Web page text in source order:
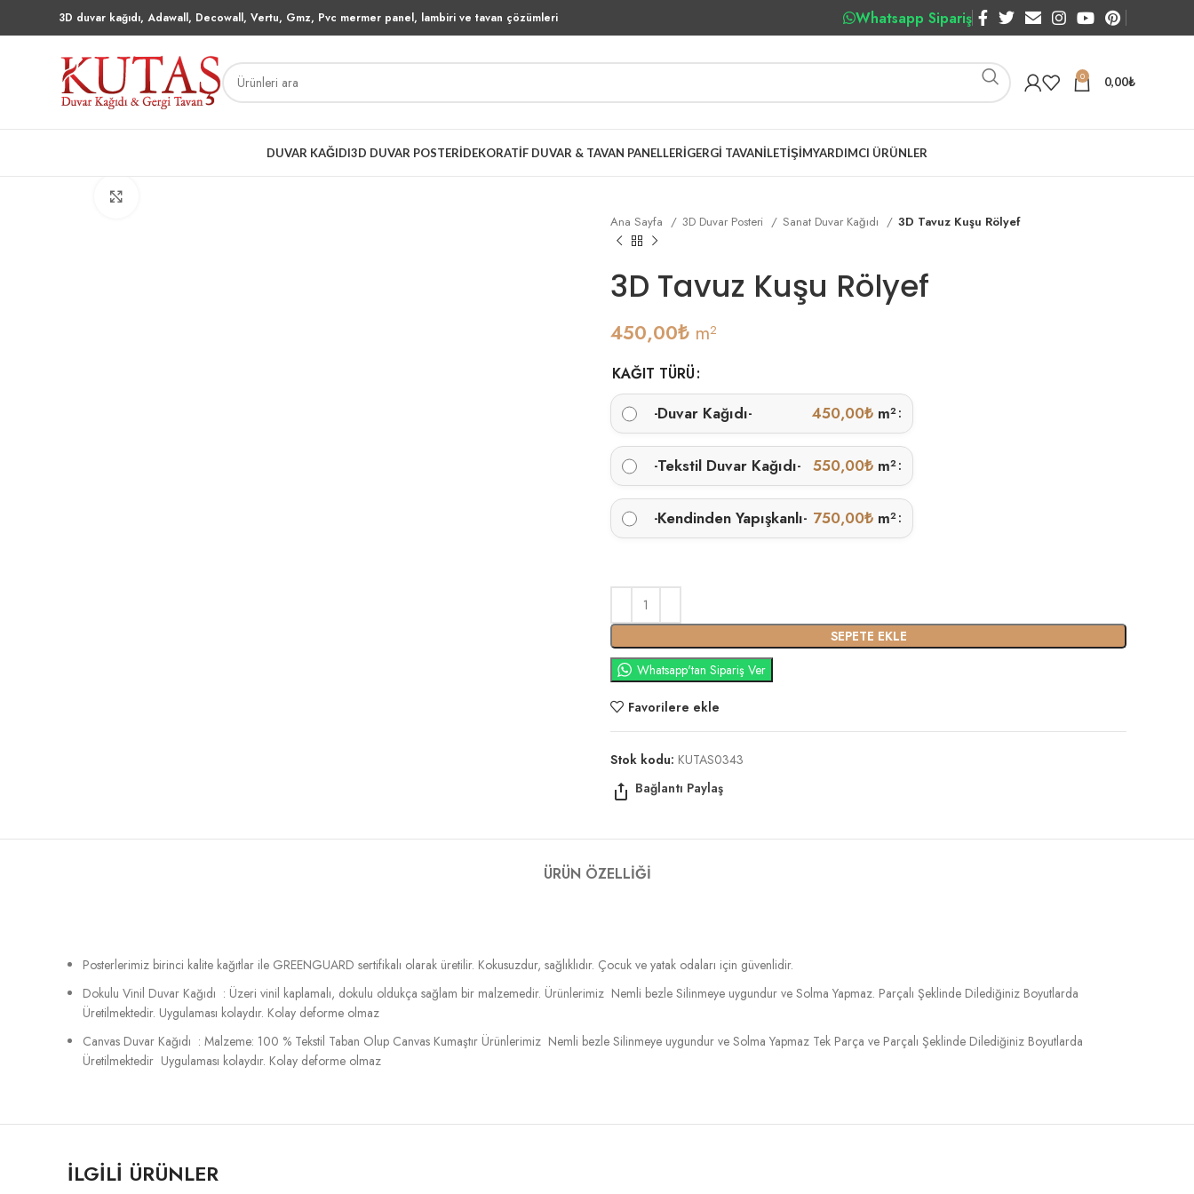
3D duvar kağıdı, Adawall, Decowall, Vertu, Gmz, Pvc mermer panel, lambiri ve tavan çözümleri Whatsapp Sipariş
0 0,00₺
DUVAR KAĞIDI3D DUVAR POSTERIDEKORATIF DUVAR & TAVAN PANELLERIGERGI TAVANİLETIŞIMYARDIMCI ÜRÜNLER
Ana Sayfa
3D Duvar Posteri Sanat Duvar Kağıdı 3D Tavuz Kuşu Rölyef
3D Tavuz Kuşu Rölyef
450,00₺m²
KAĞIT TÜRÜ
-Duvar Kağıdı- 450,00₺ m²
-Tekstil Duvar Kağıdı- 550,00₺ m²
-Kendinden Yapışkanlı- 750,00₺ m²
SEPETE EKLE
Whatsapp'tan Sipariş Ver
Favorilere ekle
Stok kodu: KUTAS0343
ÜRÜN ÖZELLIĞI
Posterlerimiz birinci kalite kağıtlar ile GREENGUARD sertifikalı olarak üretilir. Kokusuzdur, sağlıklıdır. Çocuk ve yatak odaları için güvenlidir.
Dokulu Vinil Duvar Kağıdı : Üzeri vinil kaplamalı, dokulu oldukça sağlam bir malzemedir. Ürünlerimiz Nemli bezle Silinmeye uygundur ve Solma Yapmaz. Parçalı Şeklinde Dilediğiniz Boyutlarda
Üretilmektedir. Uygulaması kolaydır. Kolay deforme olmaz
Canvas Duvar Kağıdı : Malzeme: 100 % Tekstil Taban Olup Canvas Kumaştır Ürünlerimiz Nemli bezle Silinmeye uygundur ve Solma Yapmaz Tek Parça ve Parçalı Şeklinde Dilediğiniz Boyutlarda
Üretilmektedir Uygulaması kolaydır. Kolay deforme olmaz
İLGILI ÜRÜNLER